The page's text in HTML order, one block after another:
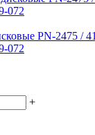
PN-2475 /
072
+